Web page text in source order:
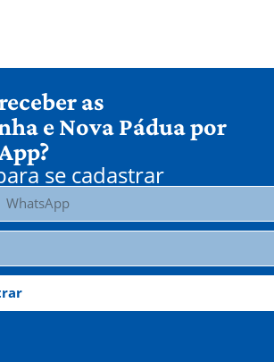
as
e Nova Pádua por
se cadastrar